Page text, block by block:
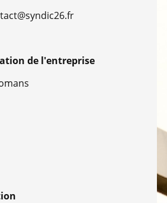
de l'entreprise